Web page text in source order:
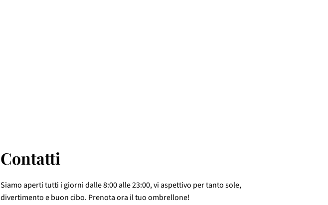
Contatti
Siamo aperti tutti i giorni dalle 8:00 alle 23:00, vi aspettivo per tanto sole,
divertimento e buon cibo. Prenota ora il tuo ombrellone!